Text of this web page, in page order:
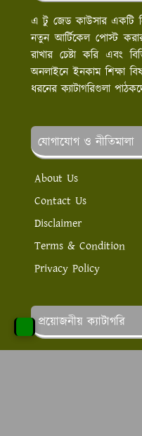
এ টু জেড কাউসার একটি
নতুন আর্টিকেল পোস্ট
রাখার চেষ্টা করি এবং
অনলাইনে ইনকাম শিক্ষা
ধরনের ক্যাটাগরিগুলা
যোগাযোগ ও নীতিমালা
About Us
Contact Us
Disclaimer
Terms & Condition
Privacy Policy
প্রয়োজনীয় ক্যাটাগরি